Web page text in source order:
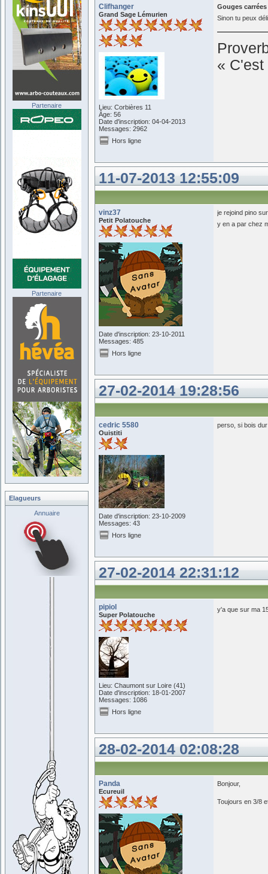
Clifhanger
Grand Sage Lémurien
Lieu: Corbières 11
Âge: 56
Date d'inscription: 04-04-2013
Messages: 2962
Gouges
Sinon tu peux
«
Hors ligne
11-07-2013 12:55:09
vinz37
Petit Polatouche
Date d'inscription: 23-10-2011
Messages: 485
je rejoind pino
y en a par chez
Hors ligne
27-02-2014 19:28:56
cedric 5580
Ouistiti
Date d'inscription: 23-10-2009
Messages: 43
perso, si bois
Hors ligne
27-02-2014 22:31:12
pipiol
Super Polatouche
Lieu: Chaumont sur Loire (41)
Date d'inscription: 18-01-2007
Messages: 1086
y'a que sur ma
Hors ligne
28-02-2014 02:08:28
Panda
Ecureuil
Bonjour,
Toujours en 3/8
Partenaire
Partenaire
Elagueurs
Annuaire